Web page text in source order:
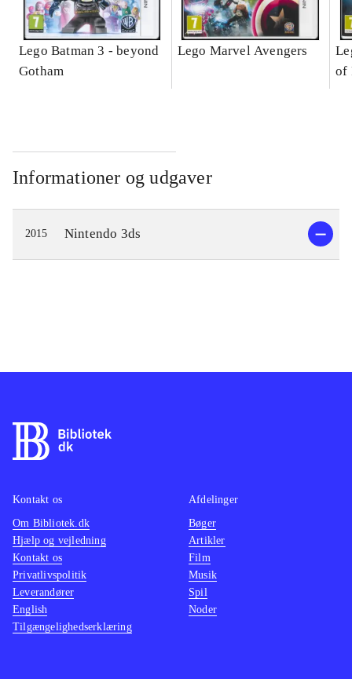
Lego Batman 3 - beyond
Gotham
Lego Marvel Avengers
of
Informationer og udgaver
2015 Nintendo 3ds
Kontakt os
Om Bibliotek.dk
Hjælp og vejledning
Kontakt os
Privatlivspolitik
Leverandører
English
Tilgængelighedserklæring
Afdelinger
Bøger
Artikler
Film
Musik
Spil
Noder